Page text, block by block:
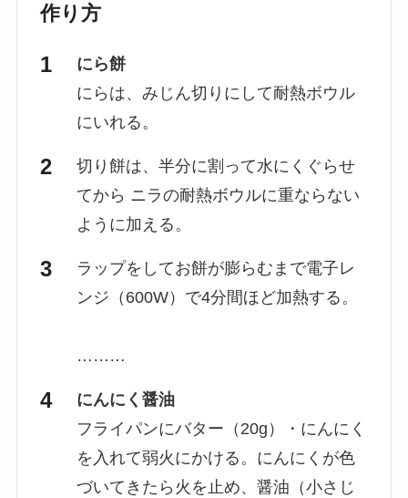
作り方
にら餅
にらは、みじん切りにして耐熱ボウル
にいれる。
切り餅は、半分に割って水にくぐらせ
てから ニラの耐熱ボウルに重ならない
ように加える。
ラップをしてお餅が膨らむまで電子レ
ンジ（600W）で4分間ほど加熱する。
………
にんにく醤油
フライパンにバター（20g）・にんにく
を入れて弱火にかける。にんにくが色
づいてきたら火を止め、醤油（小さじ